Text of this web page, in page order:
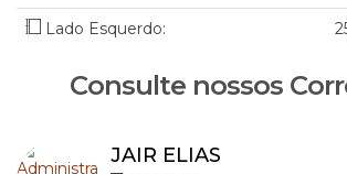
#Venda #TerrenoTaió #Comercial
Lado Esquerdo:
Consulte nossos
JAIR ELIAS